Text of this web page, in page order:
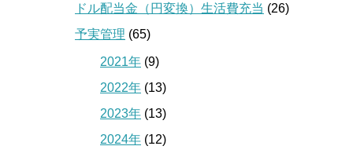
ドル配当金（円変換）生活費充当 (26)
予実管理 (65)
2021年 (9)
2022年 (13)
2023年 (13)
2024年 (12)